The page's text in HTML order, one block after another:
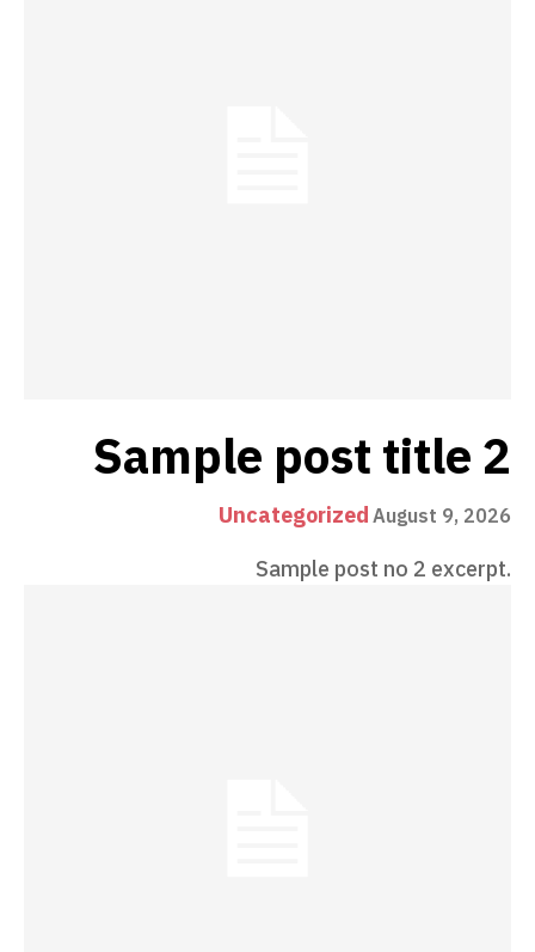
Sample post title 2
UncategorizedAugust 9, 2026
Sample post no 2 excerpt.